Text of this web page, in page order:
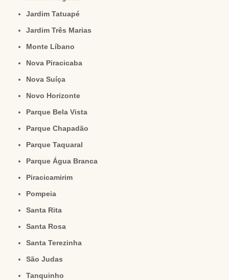
Jardim Tatuapé
Jardim Três Marias
Monte Líbano
Nova Piracicaba
Nova Suíça
Novo Horizonte
Parque Bela Vista
Parque Chapadão
Parque Taquaral
Parque Água Branca
Piracicamirim
Pompeia
Santa Rita
Santa Rosa
Santa Terezinha
São Judas
Tanquinho